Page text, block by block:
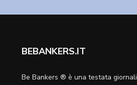
BEBANKERS.IT
Be Bankers ® è una testata